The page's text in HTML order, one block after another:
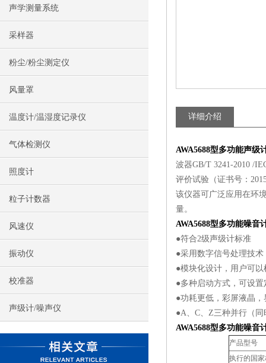
声学测量系统
采样器
粉尘/粉尘测定仪
风量罩
温度计/温湿度记录仪
气体检测仪
照度计
粒子计数器
风速仪
振动仪
校准器
声级计/噪声仪
详细介绍
AWA5688型多功能声级
波器GB/T 3241-2010 /
评价试验（证书号：
该仪器可广泛应用在环
量。
AWA5688型多功能噪音
●符合2级声级计标准
●采用数字信号处理技术
●模块化设计，用户可
●多种启动方式，可设
●功耗更低，彩屏液晶
●A、C、Z三种并行（
AWA5688型多功能噪音
产品型号
执行的国